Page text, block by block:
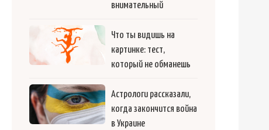
внимательный
Что ты видишь на
картинке: тест,
который не обманешь
Астрологи рассказали,
когда закончится война
в Украине